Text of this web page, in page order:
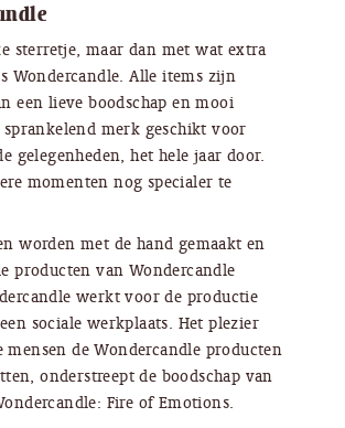
sterretje, maar dan met wat extra
Wondercandle. Alle items zijn
een lieve boodschap en mooi
sprankelend merk geschikt voor
gelegenheden, het hele jaar door.
momenten nog specialer te
worden met de hand gemaakt en
producten van Wondercandle
werkt voor de productie
sociale werkplaats. Het plezier
mensen de Wondercandle producten
onderstreept de boodschap van
Fire of Emotions.